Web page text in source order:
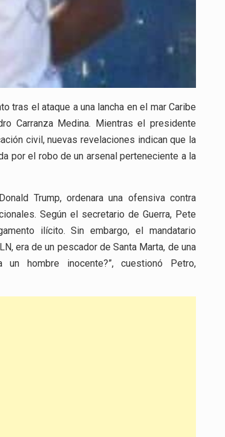
tras el ataque a una lancha en el mar Caribe
Carranza Medina. Mientras el presidente
civil, nuevas revelaciones indican que la
por el robo de un arsenal perteneciente a la
Trump, ordenara una ofensiva contra
Según el secretario de Guerra, Pete
ilícito. Sin embargo, el mandatario
era de un pescador de Santa Marta, de una
hombre inocente?”, cuestionó Petro,